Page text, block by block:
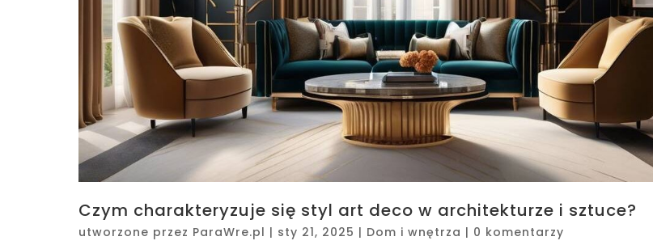
Czym charakteryzuje się styl art deco w architekturze i sztuce?
utworzone przez ParaWre.pl | sty 21, 2025 | Dom i wnętrza | 0 komentarzy